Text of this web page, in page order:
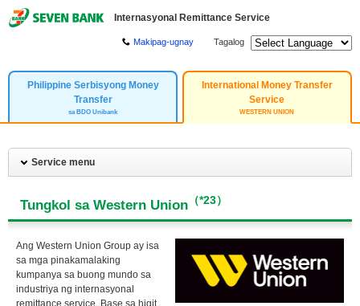
Internasyonal Remittance Service
Makipag-ugnay Tagalog
Philippine Serbisyong Money
Transfer
sa BDO Unibank
International Money Transfer
Service
WESTERN UNION
Service menu
Tungkol sa Western Union （*23）
Ang Western Union Group ay isa
sa mga pinakamalaking
kumpanya sa buong mundo sa
industriya ng internasyonal
remittance service. Base sa higit